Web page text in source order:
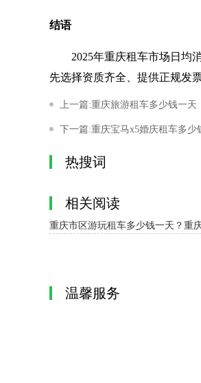
结语
2025年重庆租车市场日均消
先选择资质齐全、提供正规发
上一篇:重庆旅游租车多少钱一天
下一篇:重庆宝马x5婚庆租车多少
热搜词
相关阅读
重庆市区游玩租车多少钱一天？重
温馨服务